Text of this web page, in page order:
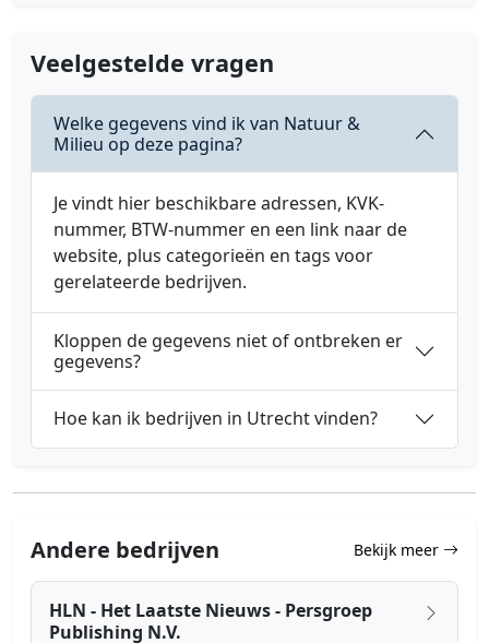
Veelgestelde vragen
Welke gegevens vind ik van Natuur &
Milieu op deze pagina?
Je vindt hier beschikbare adressen, KVK-
nummer, BTW-nummer en een link naar de
website, plus categorieën en tags voor
gerelateerde bedrijven.
Kloppen de gegevens niet of ontbreken er
gegevens?
Hoe kan ik bedrijven in Utrecht vinden?
Andere bedrijven Bekijk meer
HLN - Het Laatste Nieuws - Persgroep
Publishing N.V.